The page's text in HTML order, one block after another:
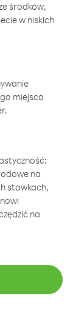
środków,
w niskich
miejsca
na
stawkach,
na